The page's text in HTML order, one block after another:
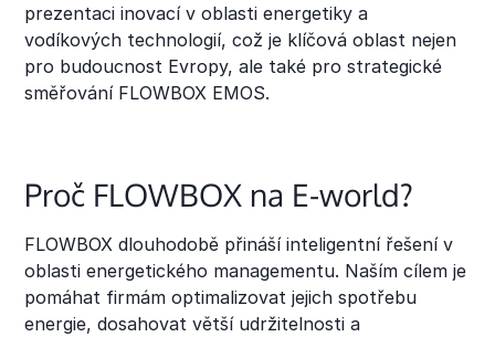
prezentaci inovací v oblasti energetiky a
vodíkových technologií, což je klíčová oblast nejen
pro budoucnost Evropy, ale také pro strategické
směřování FLOWBOX EMOS.
Proč FLOWBOX na E-world?
FLOWBOX dlouhodobě přináší inteligentní řešení v
oblasti energetického managementu. Naším cílem je
pomáhat firmám optimalizovat jejich spotřebu
energie, dosahovat větší udržitelnosti a